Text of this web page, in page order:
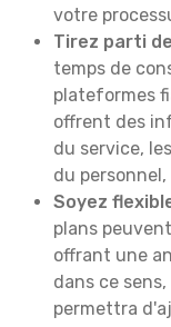
votre
Tirez parti
temps de
plateformes
offrent des
du service,
du
Soyez
plans
offrant une
dans ce
permettra